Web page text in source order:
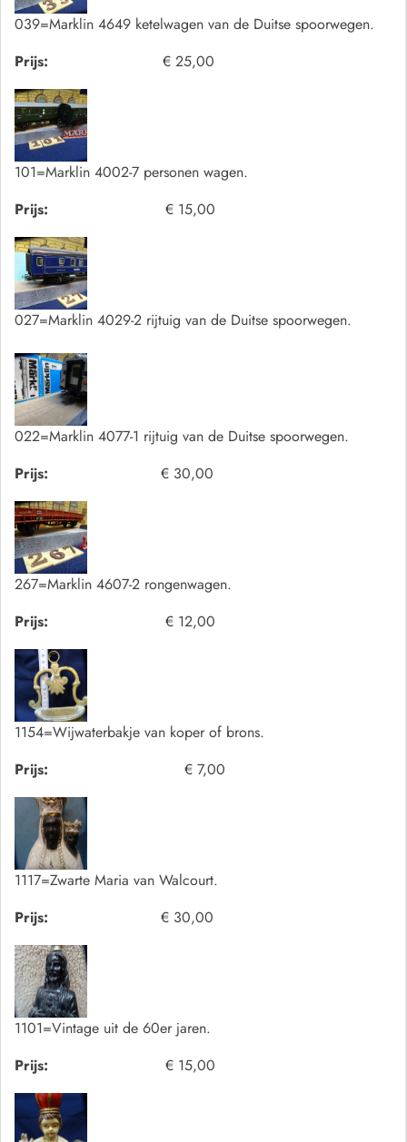
039=Marklin 4649 ketelwagen van de Duitse spoorwegen.
Prijs:
€ 25,00
101=Marklin 4002-7 personen wagen.
Prijs:
€ 15,00
027=Marklin 4029-2 rijtuig van de Duitse spoorwegen.
022=Marklin 4077-1 rijtuig van de Duitse spoorwegen.
Prijs:
€ 30,00
267=Marklin 4607-2 rongenwagen.
Prijs:
€ 12,00
1154=Wijwaterbakje van koper of brons.
Prijs:
€ 7,00
1117=Zwarte Maria van Walcourt.
Prijs:
€ 30,00
1101=Vintage uit de 60er jaren.
Prijs:
€ 15,00